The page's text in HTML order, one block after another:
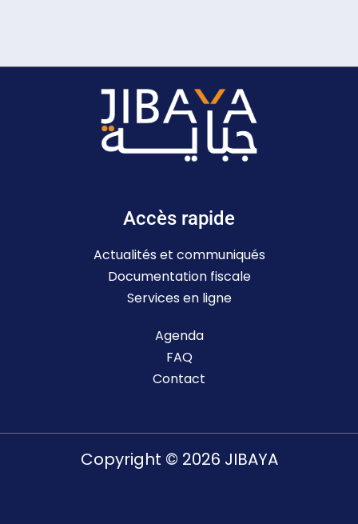
Accès rapide
Actualités et communiqués
Documentation fiscale
Services en ligne
Agenda
FAQ
Contact
Copyright © 2026 JIBAYA